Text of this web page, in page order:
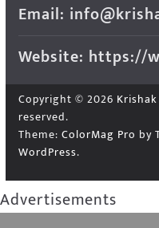
Email:
Website: https://
Copyright © 2026
reserved.
Theme: ColorMag Pro by
WordPress.
Advertisements